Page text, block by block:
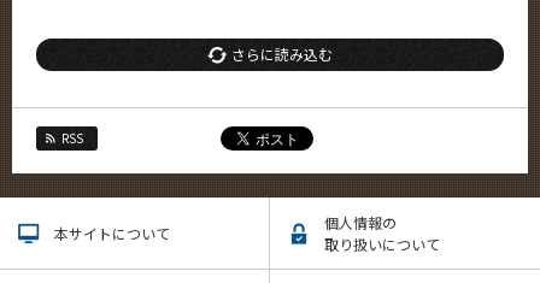
さらに読み込む
RSS
本サイトについて
個人情報の
取り扱いについて